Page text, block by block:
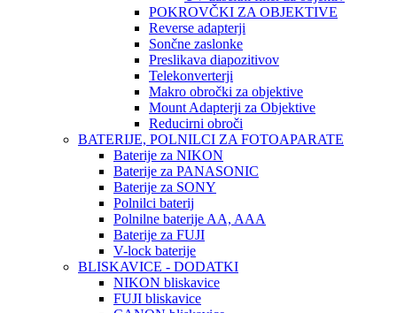
POKROVČKI ZA OBJEKTIVE
Reverse adapterji
Sončne zaslonke
Preslikava diapozitivov
Telekonverterji
Makro obročki za objektive
Mount Adapterji za Objektive
Reducirni obroči
BATERIJE, POLNILCI ZA FOTOAPARATE
Baterije za NIKON
Baterije za PANASONIC
Baterije za SONY
Polnilci baterij
Polnilne baterije AA, AAA
Baterije za FUJI
V-lock baterije
BLISKAVICE - DODATKI
NIKON bliskavice
FUJI bliskavice